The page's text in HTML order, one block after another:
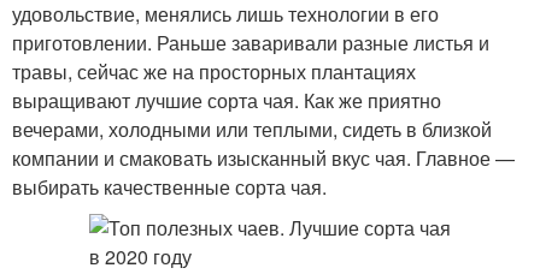
удовольствие, менялись лишь технологии в его
приготовлении. Раньше заваривали разные листья и
травы, сейчас же на просторных плантациях
выращивают лучшие сорта чая. Как же приятно
вечерами, холодными или теплыми, сидеть в близкой
компании и смаковать изысканный вкус чая. Главное —
выбирать качественные сорта чая.